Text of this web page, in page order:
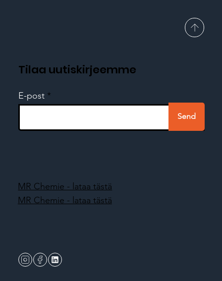
Tilaa uutiskirjeemme
E-post
Send
MR Chemie - lataa tästä
MR Chemie - lataa tästä